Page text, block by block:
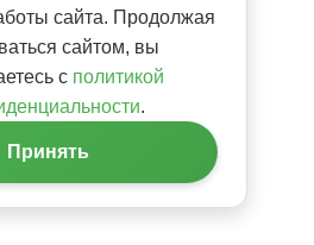
сайта. Продолжая
сайтом, вы
с политикой
.
Принять